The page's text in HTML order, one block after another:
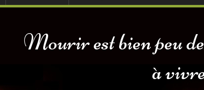
Services Gouv. et Autres
Mourir est bien peu
à